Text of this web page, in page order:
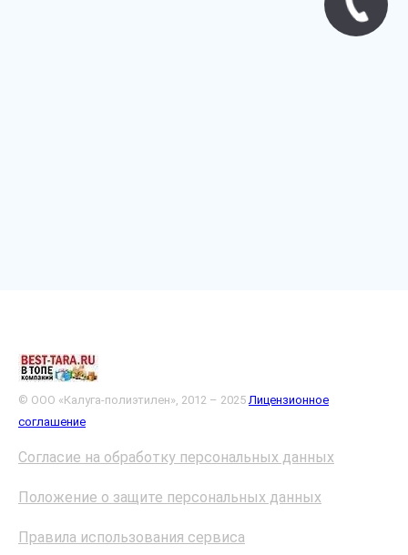
© ООО «Калуга-полиэтилен», 2012 – 2025 Лицензионное
соглашение
Согласие на обработку персональных данных
Положение о защите персональных данных
Правила использования сервиса